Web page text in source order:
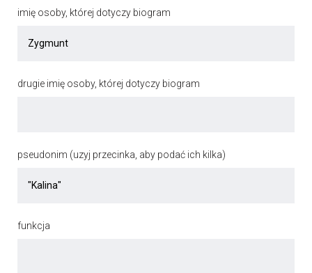
imię osoby, której dotyczy biogram
drugie imię osoby, której dotyczy biogram
pseudonim (uzyj przecinka, aby podać ich kilka)
funkcja